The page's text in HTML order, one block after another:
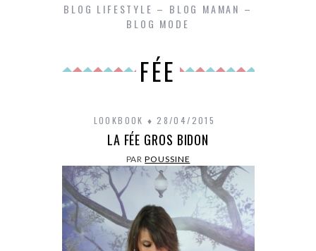
BLOG LIFESTYLE – BLOG MAMAN –
BLOG MODE
FÉE
LOOKBOOK 28/04/2015
LA FÉE GROS BIDON
PARPOUSSINE